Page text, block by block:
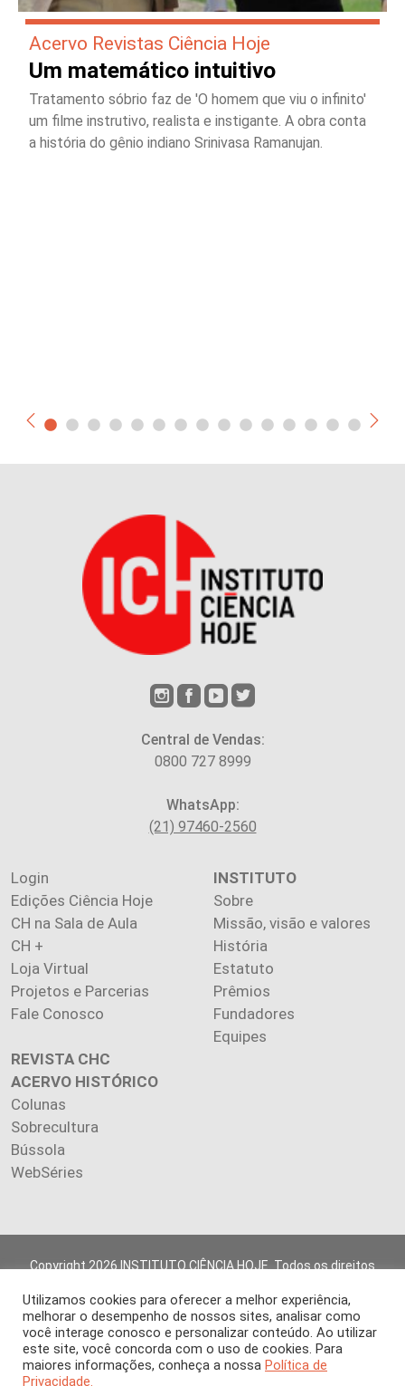
Acervo Revistas Ciência Hoje
Um matemático intuitivo
Tratamento sóbrio faz de 'O homem que viu o infinito'
um filme instrutivo, realista e instigante. A obra conta
a história do gênio indiano Srinivasa Ramanujan.
Central de Vendas:
0800 727 8999
WhatsApp:
(21) 97460-2560
Login
Edições Ciência Hoje
CH na Sala de Aula
CH +
Loja Virtual
Projetos e Parcerias
Fale Conosco
INSTITUTO
Sobre
Missão, visão e valores
História
Estatuto
Prêmios
Fundadores
Equipes
REVISTA CHC
ACERVO HISTÓRICO
Colunas
Sobrecultura
Bússola
WebSéries
Copyright 2026 INSTITUTO CIÊNCIA HOJE. Todos os direitos
Os artigos publicados na revista refletem exclusivamente a
opinião de seus autores.
É proibida a reprodução, integral ou parcial, do conteúdo (imagens
e textos) sem prévia autorização.
Utilizamos cookies para oferecer a melhor experiência,
melhorar o desempenho de nossos sites, analisar como
você interage conosco e personalizar conteúdo. Ao utilizar
este site, você concorda com o uso de cookies. Para
maiores informações, conheça a nossa Política de
Privacidade.